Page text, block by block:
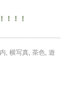
！！！
横写真 茶色 遊